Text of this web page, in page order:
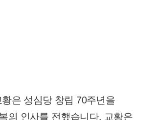
은 성심당 창립 70주년을
의 인사를 전했습니다. 교황은